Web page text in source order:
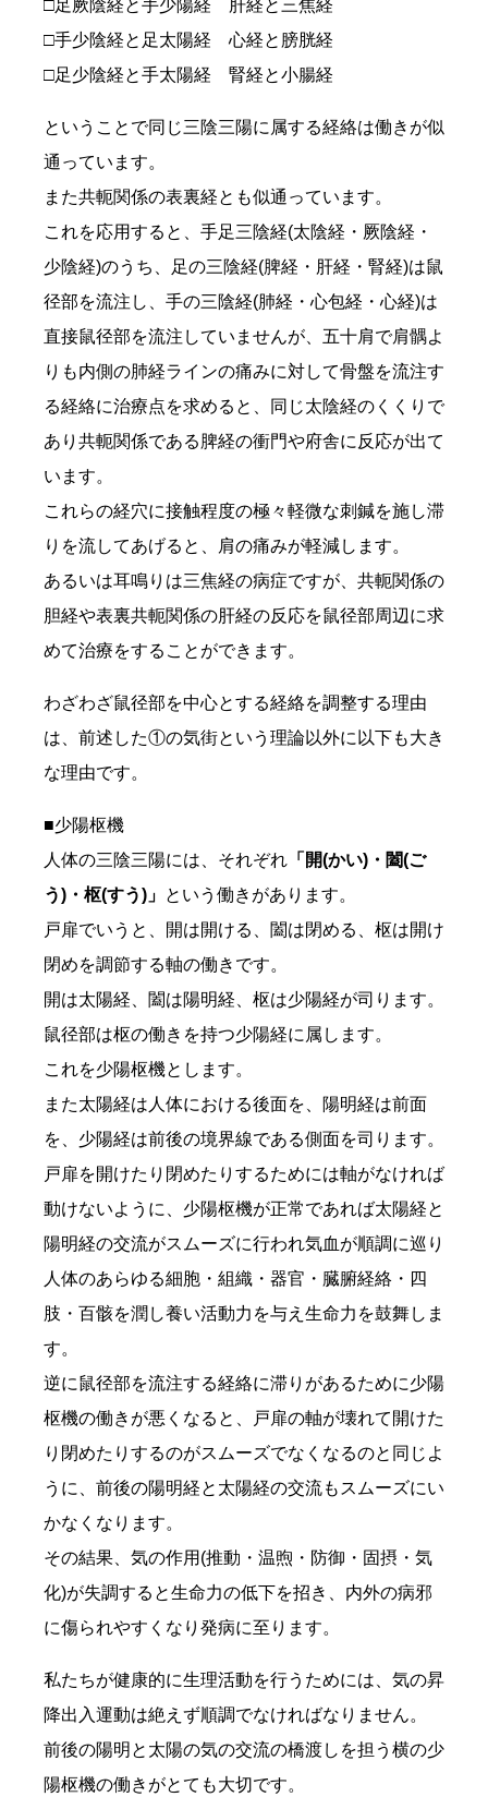
□足厥陰経と手少陽経 肝経と三焦経
□手少陰経と足太陽経 心経と膀胱経
□足少陰経と手太陽経 腎経と小腸経
ということで同じ三陰三陽に属する経絡は働きが似
通っています。
また共軛関係の表裏経とも似通っています。
これを応用すると、手足三陰経(太陰経・厥陰経・
少陰経)のうち、足の三陰経(脾経・肝経・腎経)は鼠
径部を流注し、手の三陰経(肺経・心包経・心経)は
直接鼠径部を流注していませんが、五十肩で肩髃よ
りも内側の肺経ラインの痛みに対して骨盤を流注す
る経絡に治療点を求めると、同じ太陰経のくくりで
あり共軛関係である脾経の衝門や府舎に反応が出て
います。
これらの経穴に接触程度の極々軽微な刺鍼を施し滞
りを流してあげると、肩の痛みが軽減します。
あるいは耳鳴りは三焦経の病症ですが、共軛関係の
胆経や表裏共軛関係の肝経の反応を鼠径部周辺に求
めて治療をすることができます。
わざわざ鼠径部を中心とする経絡を調整する理由
は、前述した①の気街という理論以外に以下も大き
な理由です。
■少陽枢機
人体の三陰三陽には、それぞれ 「開(かい)・闔(ご
う)・枢(すう)」 という働きがあります。
戸扉でいうと、開は開ける、闔は閉める、枢は開け
閉めを調節する軸の働きです。
開は太陽経、闔は陽明経、枢は少陽経が司ります。
鼠径部は枢の働きを持つ少陽経に属します。
これを少陽枢機とします。
また太陽経は人体における後面を、陽明経は前面
を、少陽経は前後の境界線である側面を司ります。
戸扉を開けたり閉めたりするためには軸がなければ
動けないように、少陽枢機が正常であれば太陽経と
陽明経の交流がスムーズに行われ気血が順調に巡り
人体のあらゆる細胞・組織・器官・臓腑経絡・四
肢・百骸を潤し養い活動力を与え生命力を鼓舞しま
す。
逆に鼠径部を流注する経絡に滞りがあるために少陽
枢機の働きが悪くなると、戸扉の軸が壊れて開けた
り閉めたりするのがスムーズでなくなるのと同じよ
うに、前後の陽明経と太陽経の交流もスムーズにい
かなくなります。
その結果、気の作用(推動・温煦・防御・固摂・気
化)が失調すると生命力の低下を招き、内外の病邪
に傷られやすくなり発病に至ります。
私たちが健康的に生理活動を行うためには、気の昇
降出入運動は絶えず順調でなければなりません。
前後の陽明と太陽の気の交流の橋渡しを担う横の少
陽枢機の働きがとても大切です。